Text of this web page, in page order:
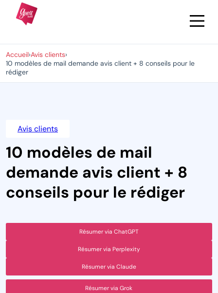
Accueil›Avis clients›
10 modèles de mail demande avis client + 8 conseils pour le
rédiger
Avis clients
10 modèles de mail
demande avis client + 8
conseils pour le rédiger
Résumer via ChatGPT
Résumer via Perplexity
Résumer via Claude
Résumer via Grok